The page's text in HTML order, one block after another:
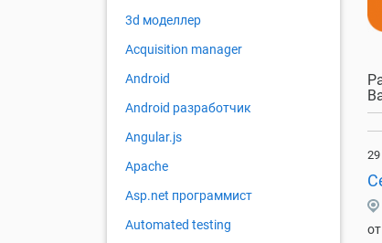
от
3d моделлер
Acquisition manager
Android
Android разработчик
Angular.js
Apache
Asp.net программист
Automated testing